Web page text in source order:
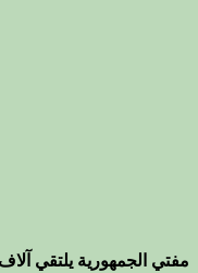
مفتي الجمهورية يلتقي